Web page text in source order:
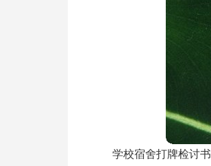
学校宿舍打牌检讨书